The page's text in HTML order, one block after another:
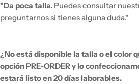
*Da poca talla. Puedes consultar
preguntarnos si tienes alguna duda.*
¿No está disponible la talla o el color
opción PRE-ORDER y lo
estará listo en 20 días laborables.